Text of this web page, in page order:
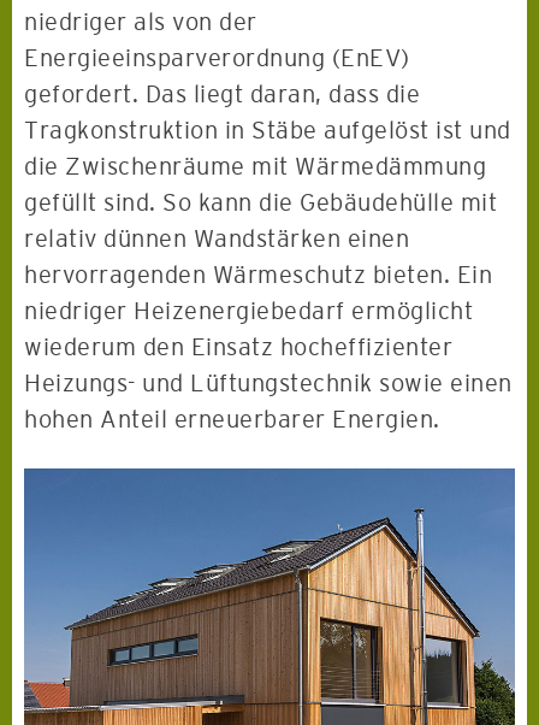
niedriger als von der
Energieeinsparverordnung (EnEV)
gefordert. Das liegt daran, dass die
Tragkonstruktion in Stäbe aufgelöst ist und
die Zwischenräume mit Wärmedämmung
gefüllt sind. So kann die Gebäudehülle mit
relativ dünnen Wandstärken einen
hervorragenden Wärmeschutz bieten. Ein
niedriger Heizenergiebedarf ermöglicht
wiederum den Einsatz hocheffizienter
Heizungs- und Lüftungstechnik sowie einen
hohen Anteil erneuerbarer Energien.